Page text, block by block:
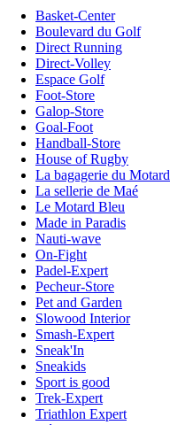
Basket-Center
Boulevard du Golf
Direct Running
Direct-Volley
Espace Golf
Foot-Store
Galop-Store
Goal-Foot
Handball-Store
House of Rugby
La bagagerie du Motard
La sellerie de Maé
Le Motard Bleu
Made in Paradis
Nauti-wave
On-Fight
Padel-Expert
Pecheur-Store
Pet and Garden
Slowood Interior
Smash-Expert
Sneak'In
Sneakids
Sport is good
Trek-Expert
Triathlon Expert